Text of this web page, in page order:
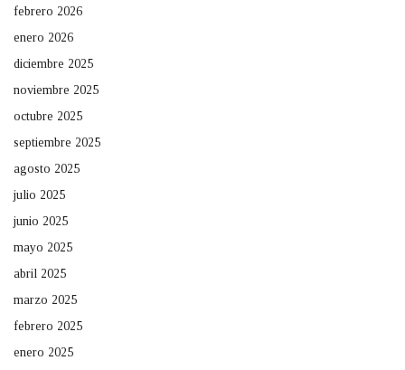
febrero 2026
enero 2026
diciembre 2025
noviembre 2025
octubre 2025
septiembre 2025
agosto 2025
julio 2025
junio 2025
mayo 2025
abril 2025
marzo 2025
febrero 2025
enero 2025